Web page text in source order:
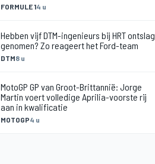
FORMULE 14 u
DTM8 u
Hebben vijf DTM-ingenieurs bij HRT ontslag
genomen? Zo reageert het Ford-team
MOTOGP4 u
MotoGP GP van Groot-Brittannië: Jorge
Martin voert volledige Aprilia-voorste rij
aan in kwalificatie